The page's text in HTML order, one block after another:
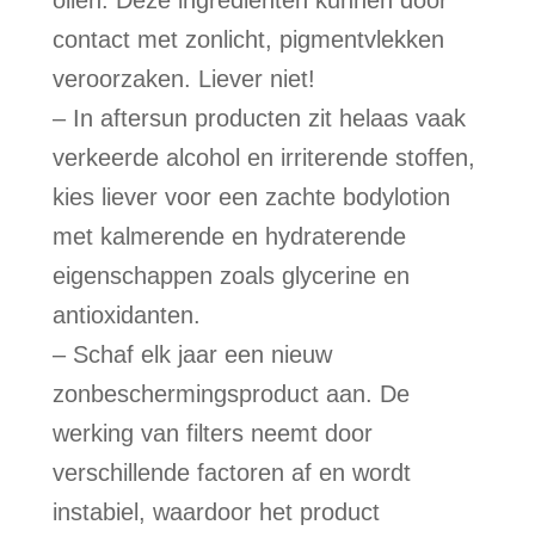
contact met zonlicht, pigmentvlekken
veroorzaken. Liever niet!
– In aftersun producten zit helaas vaak
verkeerde alcohol en irriterende stoffen,
kies liever voor een zachte bodylotion
met kalmerende en hydraterende
eigenschappen zoals glycerine en
antioxidanten.
– Schaf elk jaar een nieuw
zonbeschermingsproduct aan. De
werking van filters neemt door
verschillende factoren af en wordt
instabiel, waardoor het product